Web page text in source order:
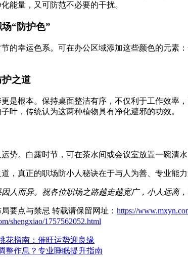
能量，又可防范不必要的干扰。
“防护色”
的幸运色系。可在办公区域添加这些颜色的元素
之道
是根本。保持桌面整洁有序，不仅利于工作效率
叶，传统认为这两种植物具有净化避邪的功效。
势。白露时节，可在茶水间或会议室放置一碗清
，真正的职场防小人秘诀在于与人为善、专业能
人而异。祝各位职场之路越走越宽广，小人远离，
要点与禁忌 转载请保留网址： https://
shengxiao/1757562052.html
花指南：催旺运势迎良缘
整作息？专业睡眠提升指南